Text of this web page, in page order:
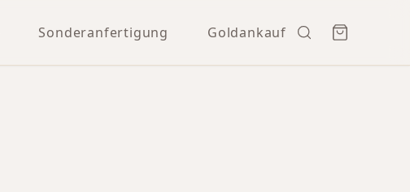
Sonderanfertigung Goldankauf